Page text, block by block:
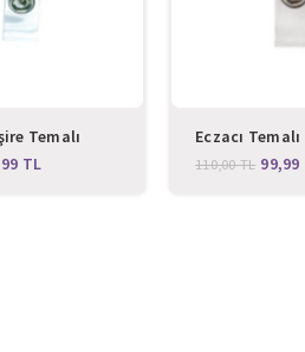
Temalı
TL
Eczacı
Kartlığı
110,00TL 99,99